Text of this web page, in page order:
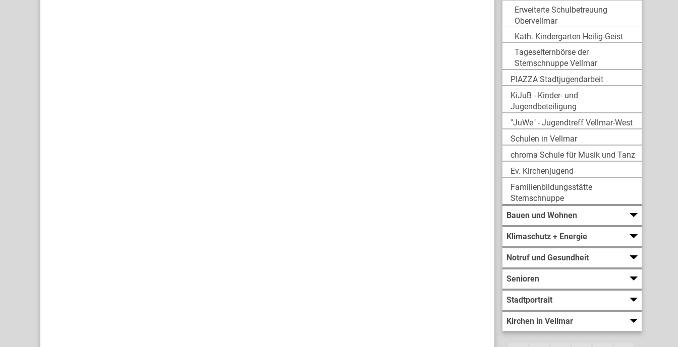
Erweiterte Schulbetreuung
Obervellmar
Kath. Kindergarten Heilig-Geist
Tageselternbörse der
Sternschnuppe Vellmar
PIAZZA Stadtjugendarbeit
KiJuB - Kinder- und
Jugendbeteiligung
"JuWe" - Jugendtreff Vellmar-West
Schulen in Vellmar
chroma Schule für Musik und Tanz
Ev. Kirchenjugend
Familienbildungsstätte
Sternschnuppe
Bauen und Wohnen
Klimaschutz + Energie
Notruf und Gesundheit
Senioren
Stadtportrait
Kirchen in Vellmar